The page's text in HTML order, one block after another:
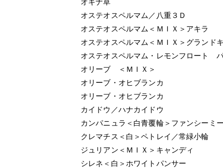
オキナ草
オステオスペルマム／八重３Ｄ
オステオスペルマム＜ＭＩＸ＞アキラ
オステオスペルマム＜ＭＩＸ＞グランド
オステオスペルマム・レモンフロート
オリーブ ＜ＭＩＸ＞
オリーブ・オヒブランカ
オリーブ・オヒブランカ
カイドウ／ハナカイドウ
カンパニュラ＜白青覆輪＞ファンシーミー
クレマチス＜白＞ペトレイ／常緑小輪
ジュリアン＜ＭＩＸ＞キャンディ
シレネ＜白＞ホワイトパンサー